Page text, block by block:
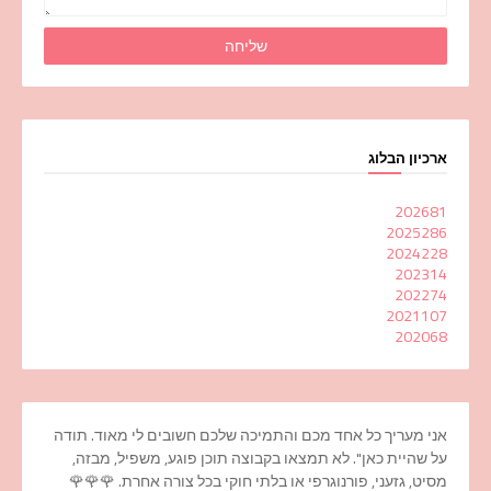
ארכיון הבלוג
202681
2025286
2024228
202314
202274
2021107
202068
אני מעריך כל אחד מכם והתמיכה שלכם חשובים לי מאוד. תודה
על שהיית כאן". לא תמצאו בקבוצה תוכן פוגע, משפיל, מבזה,
מסיט, גזעני, פורנוגרפי או בלתי חוקי בכל צורה אחרת. 🌹🌹🌹